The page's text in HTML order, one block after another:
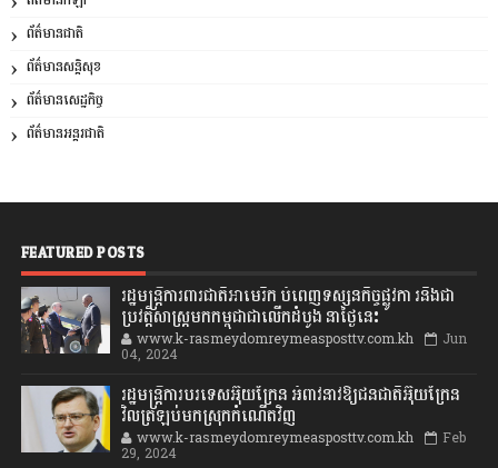
ព័ត៌មានជាតិ
ព័ត៌មានសន្តិសុខ
ព័ត៌មានសេដ្ឋកិច្ច
ព័ត៌មានអន្តរជាតិ
FEATURED POSTS
រដ្ឋមន្រ្តីការពារជាតិអាមេរិក បំពេញទស្សនកិច្ចផ្លូវកា រនិងជា
ប្រវត្តិសាស្រ្តមកកម្ពុជាជាលើកដំបូង នាថ្ងៃនេះ
www.k-rasmeydomreymeasposttv.com.kh Jun
04, 2024
រដ្ឋមន្ត្រីការបរទេសអ៊ុយក្រែន អំពាវនាវឱ្យជនជាតិអ៊ុយក្រែន
វិលត្រឡប់មកស្រុកកំណើតវិញ
www.k-rasmeydomreymeasposttv.com.kh Feb
29, 2024